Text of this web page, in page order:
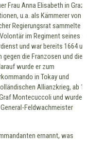
Frau Anna Elisabeth in Graz
u.a. als Kämmerer von
Regierungsrat sammelte er
im Regiment seines
und war bereits 1664
die Franzosen und die
wurde er zum
in Tokay und
Allianzkrieg, ab
Montecuccoli und wurde
Feldwachmeister
ernannt, was